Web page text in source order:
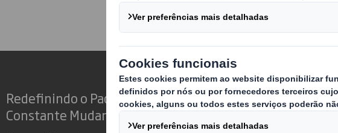
Redefinindo o Packaging para um Mundo em
Constante Mudança